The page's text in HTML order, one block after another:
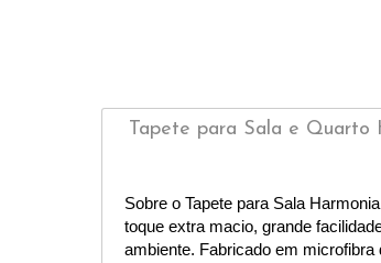
Tapete para Sala e Quarto
Sobre o Tapete para Sala
toque extra macio, grande
ambiente. Fabricado em microfibra